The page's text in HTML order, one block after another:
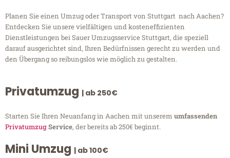
Planen Sie einen Umzug oder Transport von Stuttgart nach Aachen?
Entdecken Sie unsere vielfältigen und kosteneffizienten
Dienstleistungen bei Sauer Umzugsservice Stuttgart, die speziell
darauf ausgerichtet sind, Ihren Bedürfnissen gerecht zu werden und
den Übergang so reibungslos wie möglich zu gestalten.
Privatumzug | ab 250€
Starten Sie Ihren Neuanfang in Aachen mit unserem umfassenden
PrivatumzugService, der bereits ab 250€ beginnt.
Mini Umzug | ab 100€